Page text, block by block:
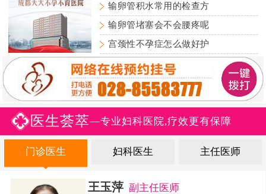
输卵管积水常用的检查方
输卵管堵塞会不会腰疼呢
宫颈性不孕症怎么做好护
医生荟萃—专业妇科医院,疗效更有保障
门诊医生 妇科医生 主任医师
王玉萍 副主任医师